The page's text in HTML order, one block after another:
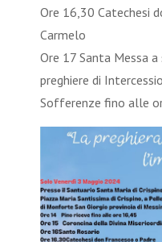
Ore 16,30 Catechesi
Carmelo
Ore 17 Santa Messa
preghiere di
Sofferenze fino alle